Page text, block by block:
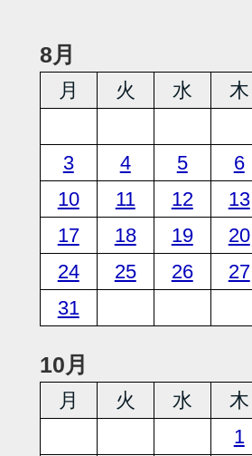
8月
月 火 水 木
3
4 5 6
10
11 12 13
17
18 19 20
24
25 26 27
31
10月
月 火 水 木
1